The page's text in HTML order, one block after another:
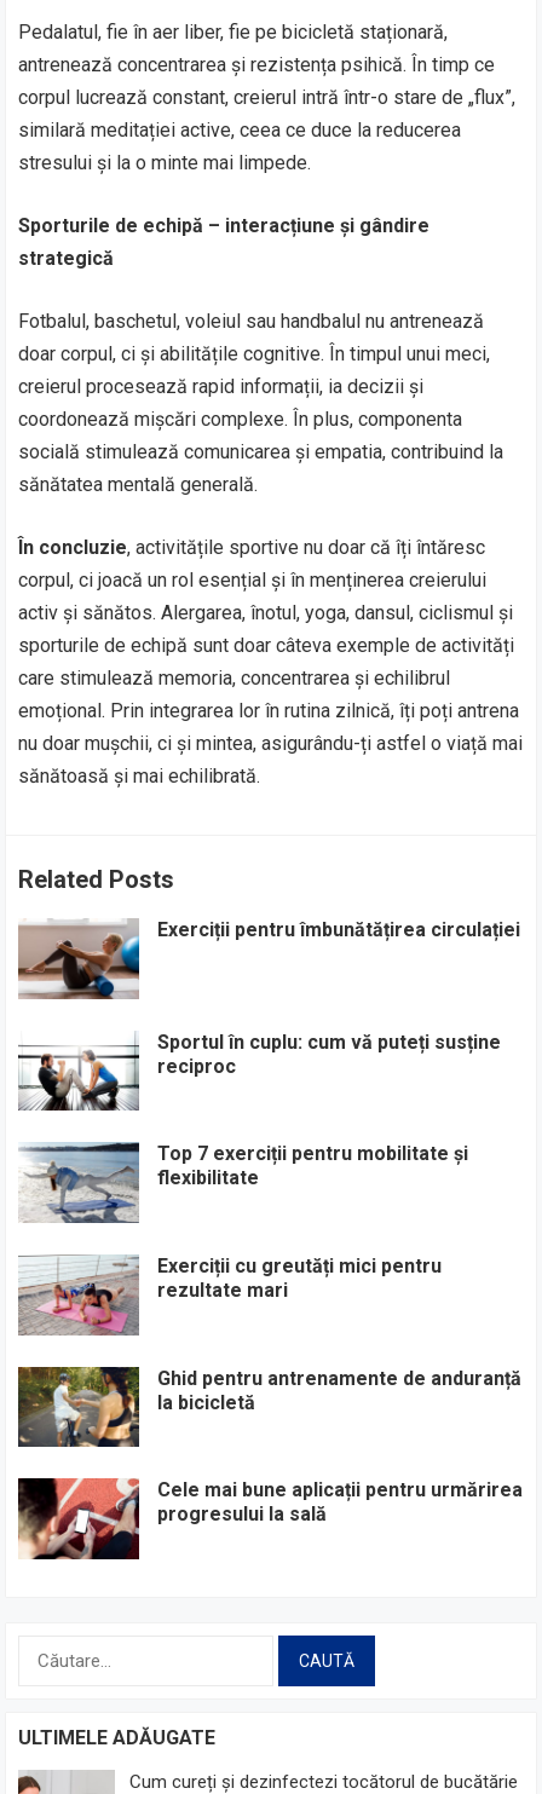
Pedalatul, fie în aer liber, fie pe bicicletă staționară,
antrenează concentrarea și rezistența psihică. În timp ce
corpul lucrează constant, creierul intră într-o stare de „flux”,
similară meditației active, ceea ce duce la reducerea
stresului și la o minte mai limpede.
Sporturile de echipă – interacțiune și gândire
strategică
Fotbalul, baschetul, voleiul sau handbalul nu antrenează
doar corpul, ci și abilitățile cognitive. În timpul unui meci,
creierul procesează rapid informații, ia decizii și
coordonează mișcări complexe. În plus, componenta
socială stimulează comunicarea și empatia, contribuind la
sănătatea mentală generală.
În concluzie, activitățile sportive nu doar că îți întăresc
corpul, ci joacă un rol esențial și în menținerea creierului
activ și sănătos. Alergarea, înotul, yoga, dansul, ciclismul și
sporturile de echipă sunt doar câteva exemple de activități
care stimulează memoria, concentrarea și echilibrul
emoțional. Prin integrarea lor în rutina zilnică, îți poți antrena
nu doar mușchii, ci și mintea, asigurându-ți astfel o viață mai
sănătoasă și mai echilibrată.
Related Posts
Exerciții pentru îmbunătățirea circulației
Sportul în cuplu: cum vă puteți susține
reciproc
Top 7 exerciții pentru mobilitate și
flexibilitate
Exerciții cu greutăți mici pentru
rezultate mari
Ghid pentru antrenamente de anduranță
la bicicletă
Cele mai bune aplicații pentru urmărirea
progresului la sală
Caută
ULTIMELE ADĂUGATE
Cum cureți și dezinfectezi tocătorul de bucătărie